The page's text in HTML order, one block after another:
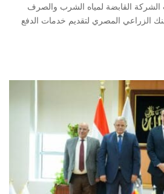
القابضة لمياه الشرب والصرف
الزراعي المصري لتقديم خدمات الدفع